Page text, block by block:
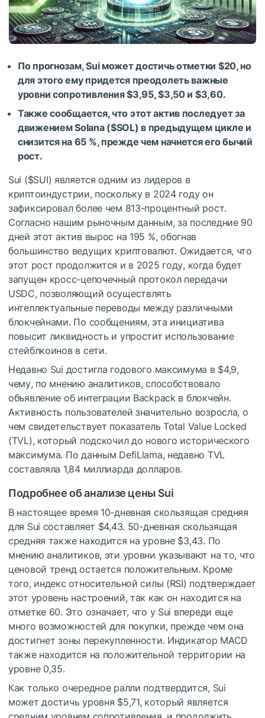
По прогнозам, Sui может достичь отметки $20, но
для этого ему придется преодолеть важные
уровни сопротивления $3,95, $3,50 и $3,60.
Также сообщается, что этот актив последует за
движением Solana ($SOL) в предыдущем цикле и
снизится на 65 %, прежде чем начнется его бычий
рост.
Sui ($SUI) является одним из лидеров в
криптоиндустрии, поскольку в 2024 году он
зафиксировал более чем 813-процентный рост.
Согласно нашим рыночным данным, за последние 90
дней этот актив вырос на 195 %, обогнав
большинство ведущих криптовалют. Ожидается, что
этот рост продолжится и в 2025 году, когда будет
запущен кросс-цепочечный протокол передачи
USDC, позволяющий осуществлять
интеллектуальные переводы между различными
блокчейнами. По сообщениям, эта инициатива
повысит ликвидность и упростит использование
стейблкоинов в сети.
Недавно Sui достигла годового максимума в $4,9,
чему, по мнению аналитиков, способствовало
объявление об интеграции Backpack в блокчейн.
Активность пользователей значительно возросла, о
чем свидетельствует показатель Total Value Locked
(TVL), который подскочил до нового исторического
максимума. По данным DefiLlama, недавно TVL
составляла 1,84 миллиарда долларов.
Подробнее об анализе цены Sui
В настоящее время 10-дневная скользящая средняя
для Sui составляет $4,43. 50-дневная скользящая
средняя также находится на уровне $3,43. По
мнению аналитиков, эти уровни указывают на то, что
ценовой тренд остается положительным. Кроме
того, индекс относительной силы (RSI) подтверждает
этот уровень настроений, так как он находится на
отметке 60. Это означает, что у Sui впереди еще
много возможностей для покупки, прежде чем она
достигнет зоны перекупленности. Индикатор MACD
также находится на положительной территории на
уровне 0,35.
Как только очередное ралли подтвердится, Sui
может достичь уровня $5,71, который является